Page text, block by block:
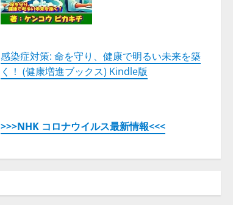
感染症対策: 命を守り、健康で明るい未来を築
く！ (健康増進ブックス) Kindle版
>>>NHK コロナウイルス最新情報<<<